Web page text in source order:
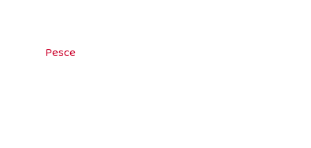
Pesce